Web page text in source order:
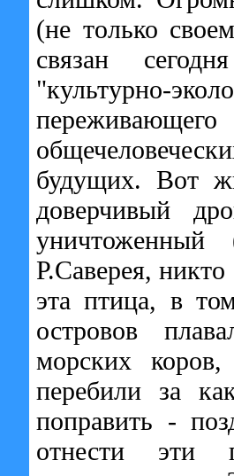
(не только
связан
"культурно-
будущих. Вот
доверчивый
Р.Саверея,
эта птица, в
островов
морских
перебили за
поправить -
отнести эти